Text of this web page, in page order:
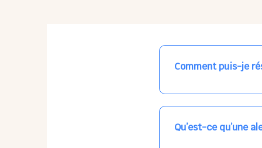
Comment puis-je
Nos places libres au
qui vous intéresse,
Qu’est-ce qu’une